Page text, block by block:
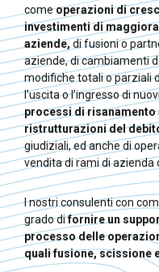
comeoperazioni di
investimenti di
aziende,di fusioni o
aziende, di cambiamenti
modifiche totali o parziali
l’uscita o l’ingresso di
processi di
ristrutturazioni del
giudiziali, ed anche di
vendita di rami di
I nostri consulenti con
grado difornire un
processo delle
quali fusione, scissione